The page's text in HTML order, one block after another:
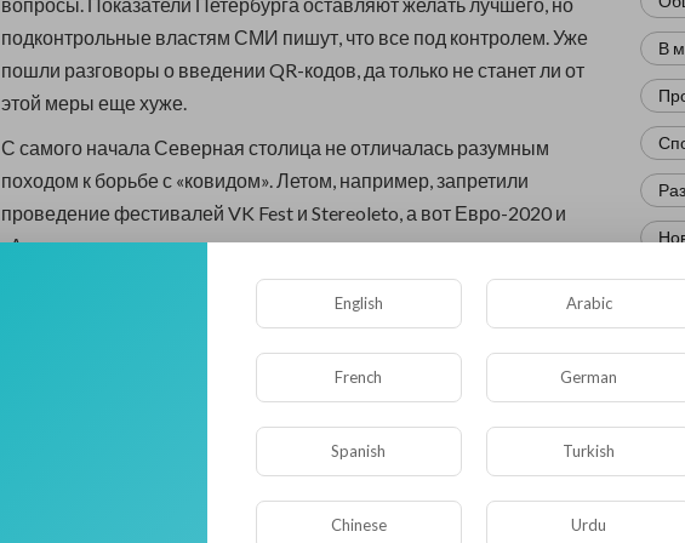
подконтрольные властям СМИ пишут, что все под контролем. Уже
пошли разговоры о введении QR-кодов, да только не станет ли от
этой меры еще хуже.
С самого начала Северная столица не отличалась разумным
походом к борьбе с «ковидом». Летом, например, запретили
проведение фестивалей VK Fest и Stereoleto, а вот Евро-2020 и
«Алые паруса» не показались властям опасными.
По какому принципу тогда отбирали мероприятия, неясно. Чем
руководствовались, запрещая работу ресторанных двориков, но
разрешая работать ресторанам, тоже непонятно.
Теперь всерьез обсуждается введение QR-кодов. В Москве это
практиковали, хотя и недолго, но разница с Петербургом в том, что
московские власти помогают предпринимателям, а петербургские
не оказывают малому и среднему бизнесу никакой поддержки.
В
English Arabic
French German
Spanish Turkish
Chinese Urdu